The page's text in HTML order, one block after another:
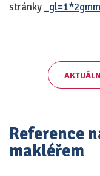
stránky
Reference
makléřem